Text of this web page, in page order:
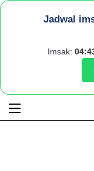
Jadwal
Imsak:
Menu